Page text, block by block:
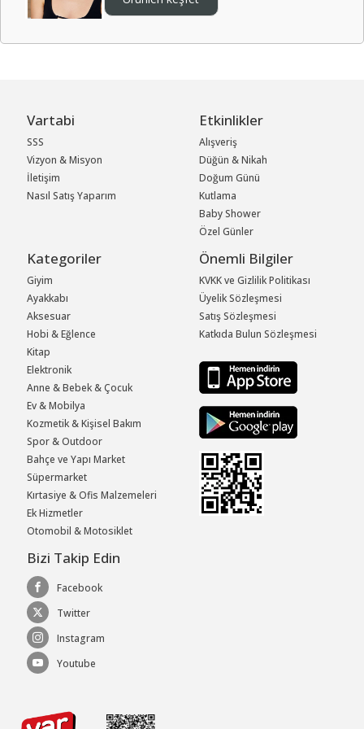
Vartabi
SSS
Vizyon & Misyon
İletişim
Nasıl Satış Yaparım
Etkinlikler
Alışveriş
Düğün & Nikah
Doğum Günü
Kutlama
Baby Shower
Özel Günler
Kategoriler
Giyim
Ayakkabı
Aksesuar
Hobi & Eğlence
Kitap
Elektronik
Anne & Bebek & Çocuk
Ev & Mobilya
Kozmetik & Kişisel Bakım
Spor & Outdoor
Bahçe ve Yapı Market
Süpermarket
Kırtasiye & Ofis Malzemeleri
Ek Hizmetler
Otomobil & Motosiklet
Önemli Bilgiler
KVKK ve Gizlilik Politikası
Üyelik Sözleşmesi
Satış Sözleşmesi
Katkıda Bulun Sözleşmesi
Bizi Takip Edin
Facebook
Twitter
Instagram
Youtube